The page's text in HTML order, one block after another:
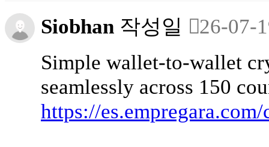
Siobhan 작성일
26-07-
Simple wallet-to-wallet
seamlessly across 150
https://